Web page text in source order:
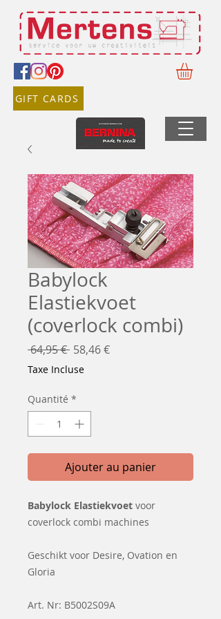
GIFT CARDS
Babylock
Elastiekvoet
(coverlock combi)
64,95 € Prix
original
58,46 €Prix
Taxe Incluse
Quantité *
Ajouter au panier
Babylock Elastiekvoet voor
coverlock combi machines
Geschikt voor Desire, Ovation en
Gloria
Art. Nr: B5002S09A